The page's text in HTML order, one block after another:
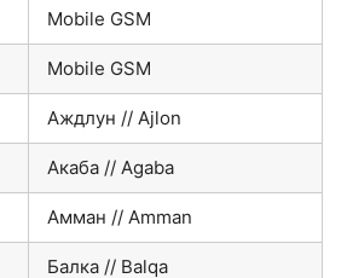
Mobile GSM
Mobile GSM
Аждлун // Ajlon
Акаба // Agaba
Амман // Amman
Балка // Balqa